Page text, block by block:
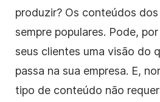
produzir? Os conteúdos
sempre populares. Pode,
seus clientes uma visão do
passa na sua empresa. E,
tipo de conteúdo não